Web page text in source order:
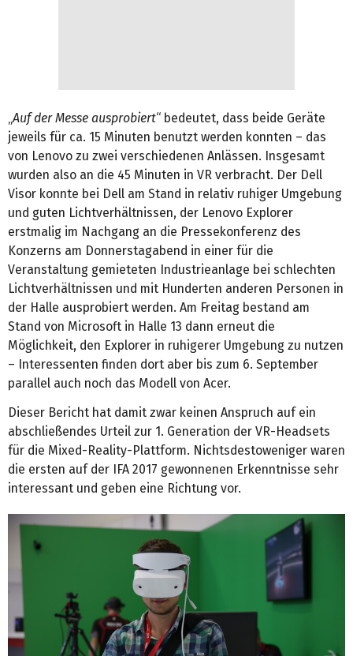
Auf der Messe ausprobiert“ bedeutet, dass beide Geräte
jeweils für ca. 15 Minuten benutzt werden konnten – das
von Lenovo zu zwei verschiedenen Anlässen. Insgesamt
wurden also an die 45 Minuten in VR verbracht. Der Dell
Visor konnte bei Dell am Stand in relativ ruhiger Umgebung
und guten Lichtverhältnissen, der Lenovo Explorer
erstmalig im Nachgang an die Pressekonferenz des
Konzerns am Donnerstagabend in einer für die
Veranstaltung gemieteten Industrieanlage bei schlechten
Lichtverhältnissen und mit Hunderten anderen Personen in
der Halle ausprobiert werden. Am Freitag bestand am
Stand von Microsoft in Halle 13 dann erneut die
Möglichkeit, den Explorer in ruhigerer Umgebung zu nutzen
– Interessenten finden dort aber bis zum 6. September
parallel auch noch das Modell von Acer.
Dieser Bericht hat damit zwar keinen Anspruch auf ein
abschließendes Urteil zur 1. Generation der VR-Headsets
für die Mixed-Reality-Plattform. Nichtsdestoweniger waren
die ersten auf der IFA 2017 gewonnenen Erkenntnisse sehr
interessant und geben eine Richtung vor.